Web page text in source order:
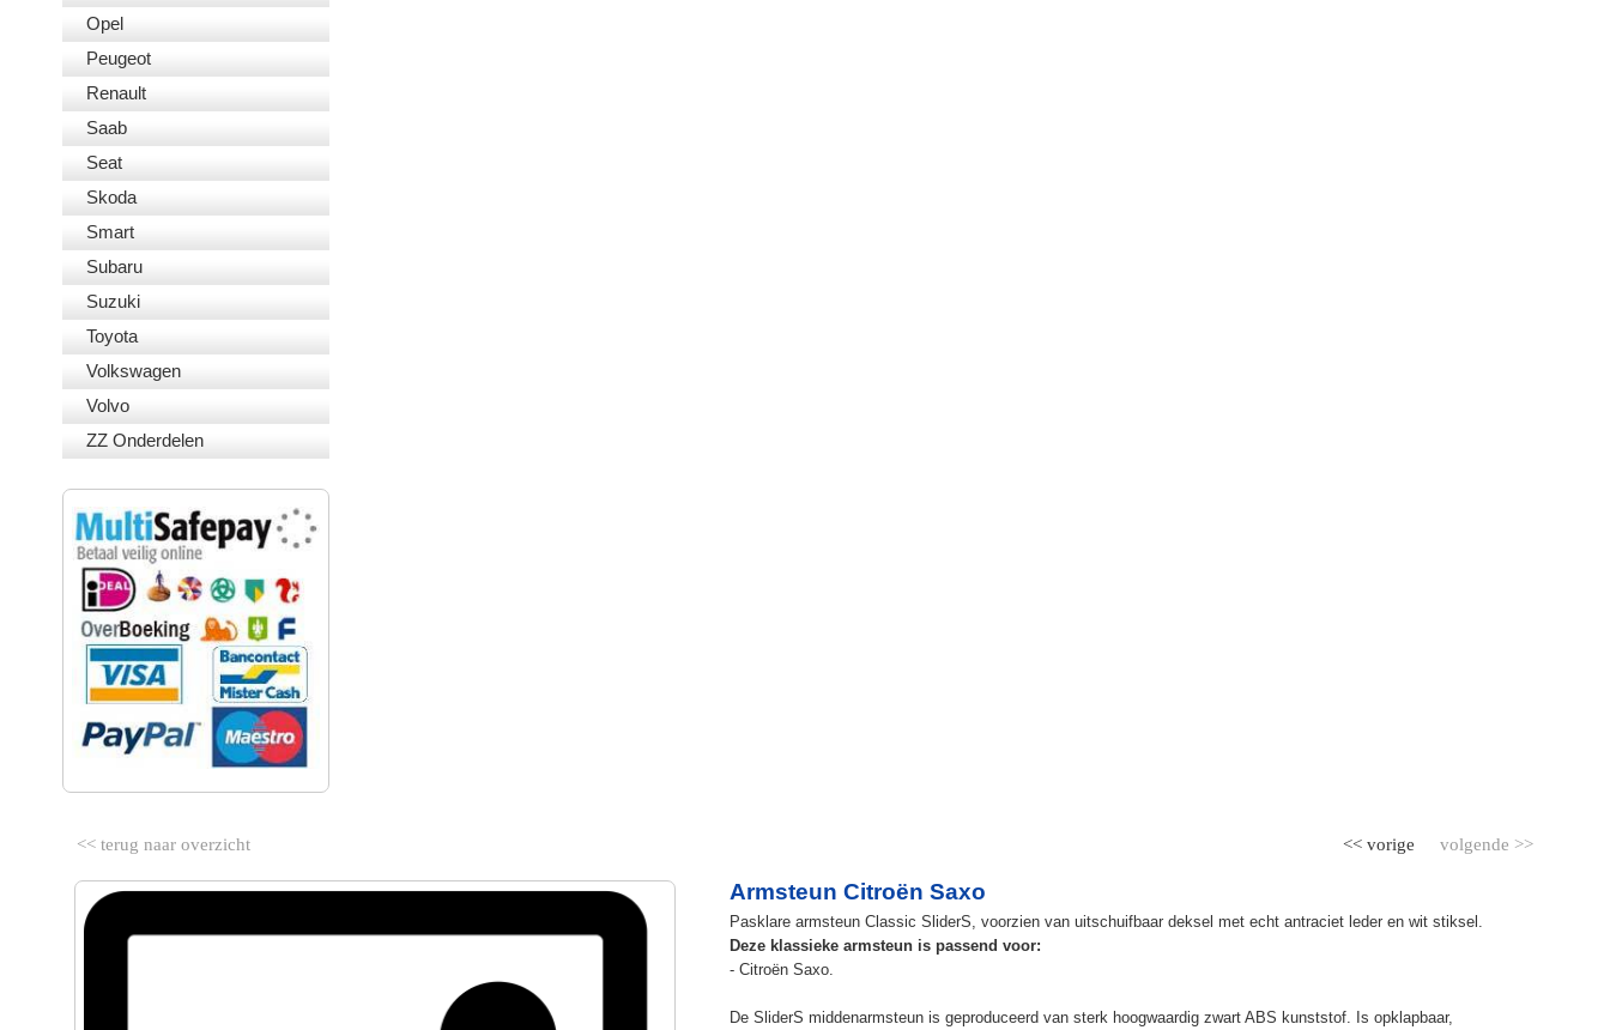
Opel
Peugeot
Renault
Saab
Seat
Skoda
Smart
Subaru
Suzuki
Toyota
Volkswagen
Volvo
ZZ Onderdelen
<< terug naar overzicht volgende >>
<< vorige
Armsteun Citroën Saxo
Pasklare armsteun Classic SliderS, voorzien van uitschuifbaar deksel met echt antraciet leder en wit stiksel.
Deze klassieke armsteun is passend voor:
- Citroën Saxo.
De SliderS middenarmsteun is geproduceerd van sterk hoogwaardig zwart ABS kunststof. Is opklapbaar,